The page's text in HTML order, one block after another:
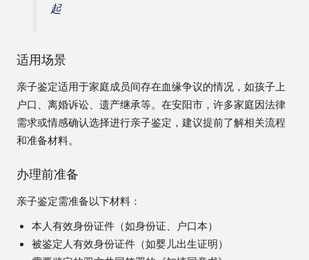
起
适用场景
亲子鉴定适用于家庭成员间存在血缘争议的情况，如孩子上
户口、离婚诉讼、遗产继承等。在安阳市，许多家庭因法律
需求或情感确认选择进行亲子鉴定，建议提前了解相关流程
和准备材料。
办理前准备
亲子鉴定需准备以下材料：
本人有效身份证件（如身份证、户口本）
被鉴定人有效身份证件（如婴儿出生证明）